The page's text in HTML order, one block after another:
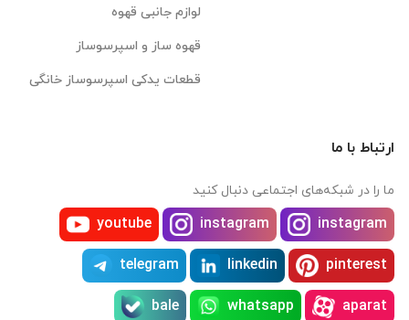
لوازم جانبی قهوه
قهوه ساز و اسپرسوساز
قطعات یدکی اسپرسوساز خانگی
ارتباط با ما
ما را در شبکه‌های اجتماعی دنبال کنید
instagram
instagram
youtube
pinterest
linkedin
telegram
aparat
whatsapp
bale